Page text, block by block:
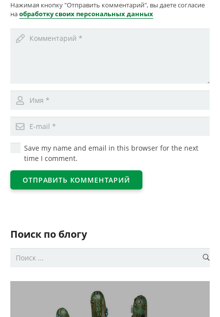
Нажимая кнопку "Отправить комментарий", вы даете согласие
наобработку своих персональных данных
Save my name and email in this browser for the next
time I comment.
ОТПРАВИТЬ КОММЕНТАРИЙ
Поиск по блогу